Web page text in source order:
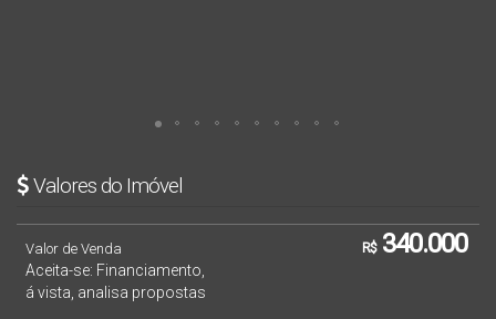
Valores do Imóvel
R$340.000
Valor de Venda
Aceita-se: Financiamento,
á vista, analisa propostas